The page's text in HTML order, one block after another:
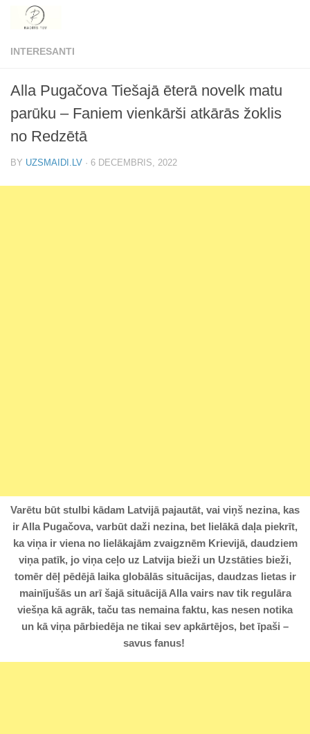
Skip to content
INTERESANTI
Alla Pugačova Tiešajā ēterā novelk matu
parūku – Faniem vienkārši atkārās žoklis
no Redzētā
BY UZSMAIDI.LV · 6 DECEMBRIS, 2022
Varētu būt stulbi kādam Latvijā pajautāt, vai viņš nezina, kas
ir Alla Pugačova, varbūt daži nezina, bet lielākā daļa piekrīt,
ka viņa ir viena no lielākajām zvaigznēm Krievijā, daudziem
viņa patīk, jo viņa ceļo uz Latvija bieži un Uzstāties bieži,
tomēr dēļ pēdējā laika globālās situācijas, daudzas lietas ir
mainījušās un arī šajā situācijā Alla vairs nav tik regulāra
viešņa kā agrāk, taču tas nemaina faktu, kas nesen notika
un kā viņa pārbiedēja ne tikai sev apkārtējos, bet īpaši –
savus fanus!